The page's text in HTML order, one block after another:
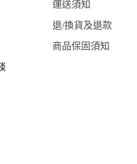
運送須知
退/換貨及退款
商品保固須知